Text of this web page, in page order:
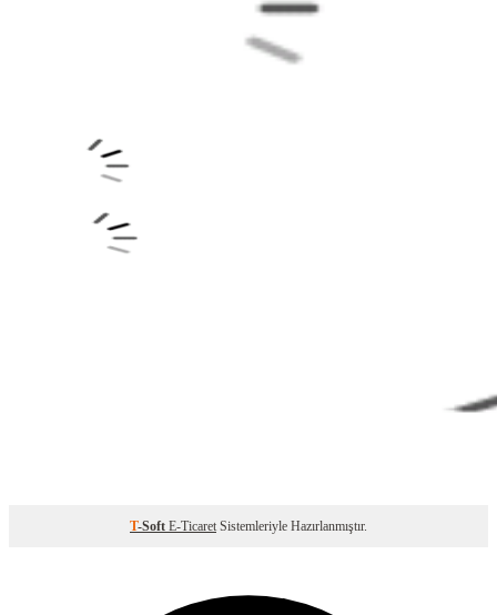
T-Soft E-Ticaret Sistemleriyle Hazırlanmıştır.